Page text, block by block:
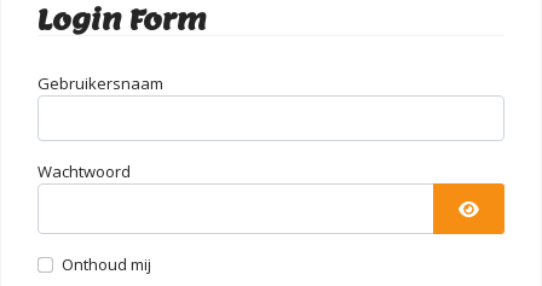
Login Form
Gebruikersnaam
Wachtwoord
TOON
Onthoud mij